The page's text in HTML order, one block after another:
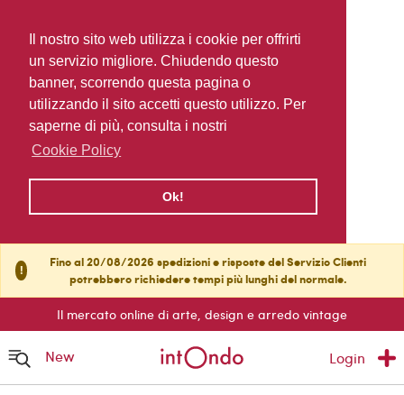
Il nostro sito web utilizza i cookie per offrirti
un servizio migliore. Chiudendo questo
banner, scorrendo questa pagina o
utilizzando il sito accetti questo utilizzo. Per
saperne di più, consulta i nostri
Cookie Policy
Ok!
!
Fino al 20/08/2026 spedizioni e risposte del Servizio Clienti
potrebbero richiedere tempi più lunghi del normale.
Il mercato online di arte, design e arredo vintage
New Login